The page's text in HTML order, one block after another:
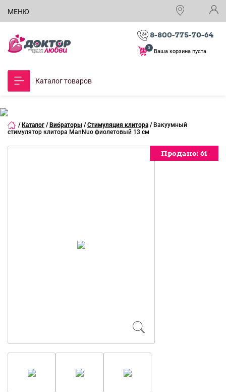
МЕНЮ
8-800-775-70-64
Ваша корзина пуста
0
Каталог товаров
/ Каталог / Вибраторы / Стимуляция клитора / Вакуумный
стимулятор клитора ManNuo фиолетовый 13 см
Продано: 61
Продано: 61
Продано: 61